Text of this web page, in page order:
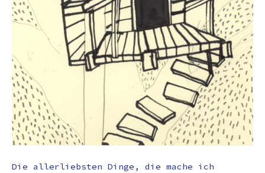
Die allerliebsten Dinge, die mache ich